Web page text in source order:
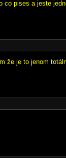
co pises a jeste
že je to jenom